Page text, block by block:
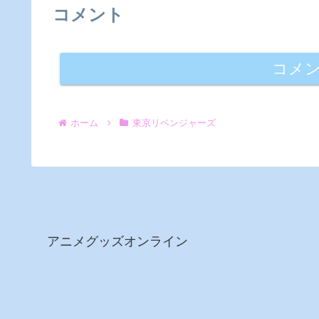
コメント
コメ
ホーム 東京リベンジャーズ
アニメグッズオンライン